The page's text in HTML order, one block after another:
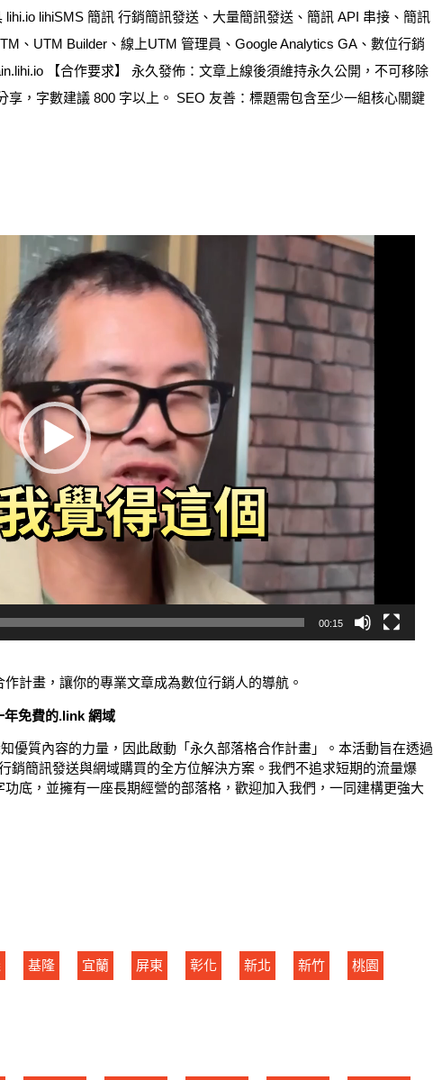
lihiSMS 簡訊 行銷簡訊發送、大量簡訊發送、簡訊 API 串接、簡訊
、UTM Builder、線上UTM 管理員、Google Analytics GA、數位行銷
【合作要求】 永久發佈：文章上線後須維持永久公開，不可移除
，字數建議 800 字以上。 SEO 友善：標題需包含至少一組核心關鍵
00:15
計畫，讓你的專業文章成為數位行銷人的導航。
免費的.link 網域
優質內容的力量，因此啟動「永久部落格合作計畫」。本活動旨在透過
銷簡訊發送與網域購買的全方位解決方案。我們不追求短期的流量爆
底，並擁有一座長期經營的部落格，歡迎加入我們，一同建構更強大
基隆 宜蘭 屏東 彰化 新北 新竹 桃園